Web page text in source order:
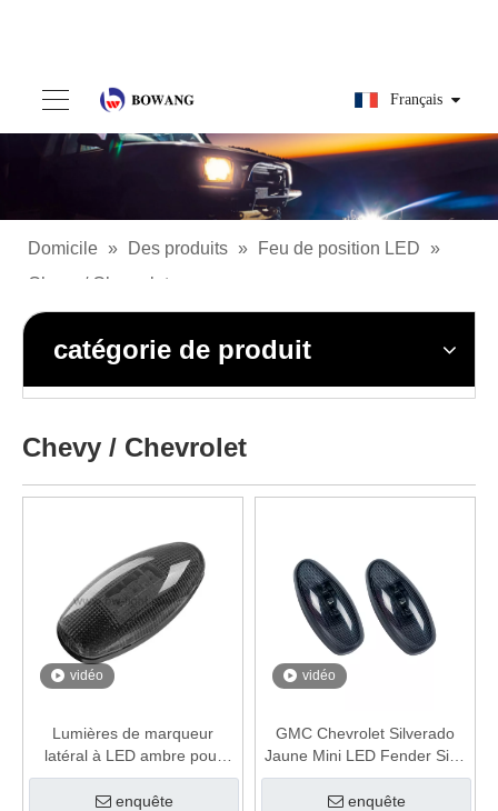
Français
Domicile » Des produits » Feu de position LED »
Chevy / Chevrolet
catégorie de produit
Chevy / Chevrolet
vidéo
Lumières de marqueur
latéral à LED ambre pour
GMC Silverado
enquête
vidéo
GMC Chevrolet Silverado
Jaune Mini LED Fender Side
Marker Lights
enquête